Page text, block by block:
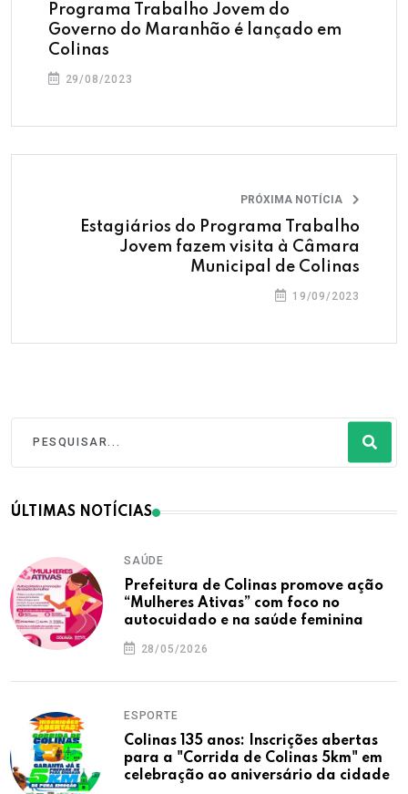
Programa Trabalho Jovem do
Governo do Maranhão é lançado em
Colinas
29/08/2023
PRÓXIMA NOTÍCIA
Estagiários do Programa Trabalho
Jovem fazem visita à Câmara
Municipal de Colinas
19/09/2023
ÚLTIMAS NOTÍCIAS
SAÚDE
Prefeitura de Colinas promove ação
“Mulheres Ativas” com foco no
autocuidado e na saúde feminina
28/05/2026
ESPORTE
Colinas 135 anos: Inscrições abertas
para a "Corrida de Colinas 5km" em
celebração ao aniversário da cidade